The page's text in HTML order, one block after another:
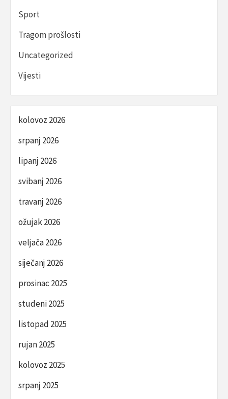
Sport
Tragom prošlosti
Uncategorized
Vijesti
kolovoz 2026
srpanj 2026
lipanj 2026
svibanj 2026
travanj 2026
ožujak 2026
veljača 2026
siječanj 2026
prosinac 2025
studeni 2025
listopad 2025
rujan 2025
kolovoz 2025
srpanj 2025